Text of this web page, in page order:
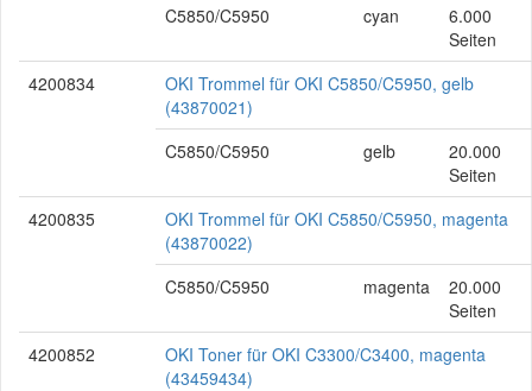
C5850/C5950
cyan
6.000
Seiten
4200834
OKI Trommel für OKI C5850/C5950, gelb
(43870021)
C5850/C5950
gelb
20.000
Seiten
4200835
OKI Trommel für OKI C5850/C5950, magenta
(43870022)
C5850/C5950
magenta
20.000
Seiten
4200852
OKI Toner für OKI C3300/C3400, magenta
(43459434)